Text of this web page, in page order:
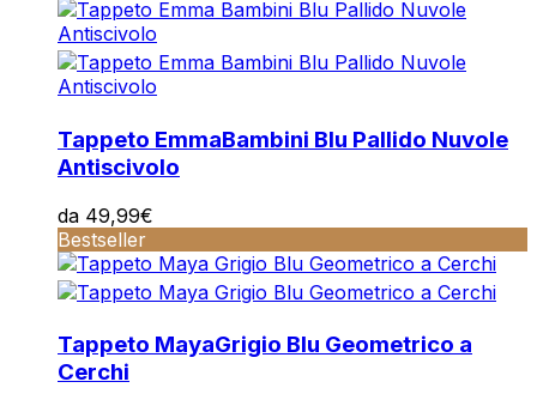
Tappeto EmmaBambini Blu Pallido Nuvole
Antiscivolo
da 49,99€
Bestseller
Tappeto MayaGrigio Blu Geometrico a
Cerchi